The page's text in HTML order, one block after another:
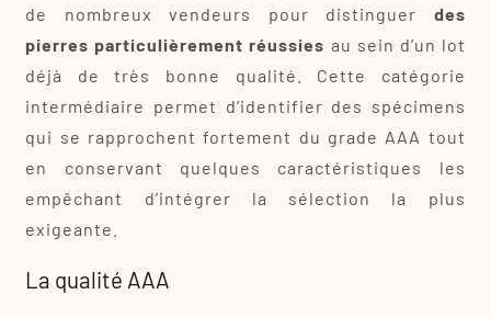
de nombreux vendeurs pour distinguer des
pierres particulièrement réussies au sein d’un lot
déjà de très bonne qualité. Cette catégorie
intermédiaire permet d’identifier des spécimens
qui se rapprochent fortement du grade AAA tout
en conservant quelques caractéristiques les
empêchant d’intégrer la sélection la plus
exigeante.
La qualité AAA